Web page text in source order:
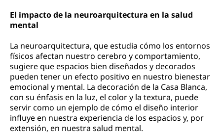
El impacto de la neuroarquitectura en la salud
mental
La neuroarquitectura, que estudia cómo los entornos
físicos afectan nuestro cerebro y comportamiento,
sugiere que espacios bien diseñados y decorados
pueden tener un efecto positivo en nuestro bienestar
emocional y mental. La decoración de la Casa Blanca,
con su énfasis en la luz, el color y la textura, puede
servir como un ejemplo de cómo el diseño interior
influye en nuestra experiencia de los espacios y, por
extensión, en nuestra salud mental.